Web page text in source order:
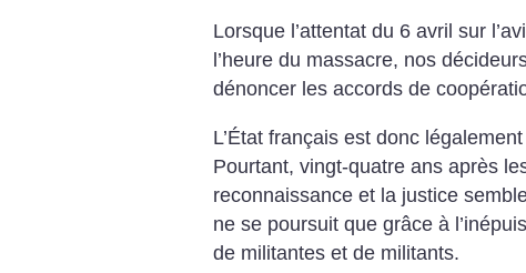
Lorsque l’attentat du 6 avril sur
l’heure du massacre, nos
dénoncer les accords de
L’État français est donc
Pourtant, vingt-quatre ans après
reconnaissance et la justice
ne se poursuit que grâce à
de militantes et de militants.